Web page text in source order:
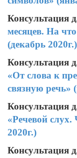
Консультация
месяцев. На
(декабрь 2020г.)
Консультация
«От слова к
связную речь»
Консультация
«Речевой слух.
2020г.)
Консультация